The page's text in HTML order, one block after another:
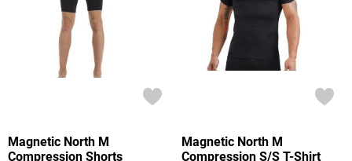
Magnetic North M
Compression Shorts
Magnetic North M
Compression S/S T-Shirt